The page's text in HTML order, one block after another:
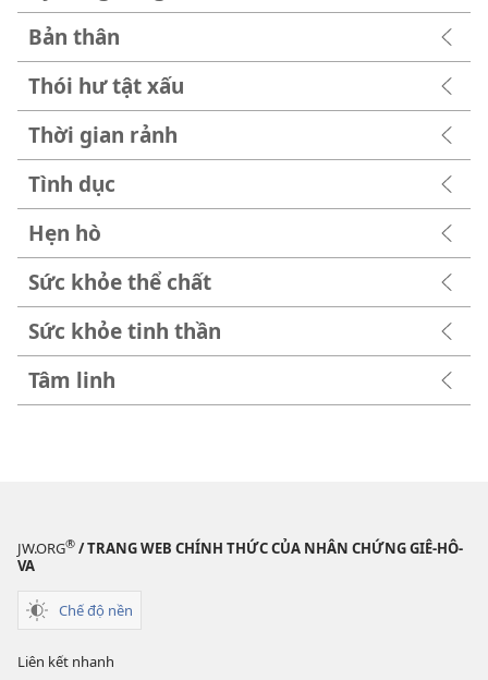
Bản thân
Thói hư tật xấu
Thời gian rảnh
Tình dục
Hẹn hò
Sức khỏe thể chất
Sức khỏe tinh thần
Tâm linh
JW.ORG® / TRANG WEB CHÍNH THỨC CỦA NHÂN CHỨNG GIÊ-HÔ-
VA
Chế độ nền
Liên kết nhanh